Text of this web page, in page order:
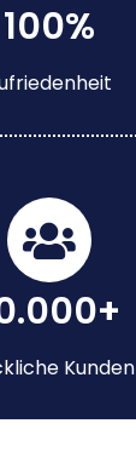
100%
Kunden